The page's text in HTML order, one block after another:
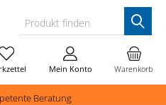
Beratung
Produkt finden
Warenkorb
Mein Konto